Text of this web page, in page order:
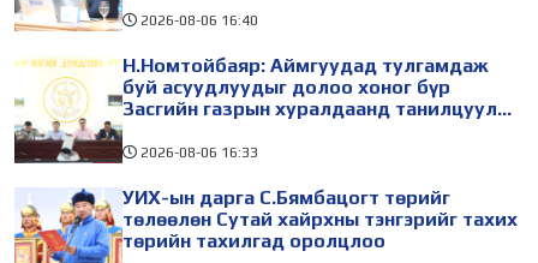
2026-08-06 16:40
Н.Номтойбаяр: Аймгуудад тулгамдаж
буй асуудлуудыг долоо хоног бүр
Засгийн газрын хуралдаанд танилцуулж,
2026-08-06 16:33
УИХ-ын дарга С.Бямбацогт төрийг
төлөөлөн Сутай хайрхны тэнгэрийг тахих
төрийн тахилгад оролцлоо